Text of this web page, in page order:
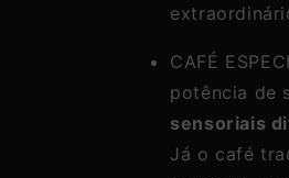
CAFÉ
potência de
sensoriais
Já o café